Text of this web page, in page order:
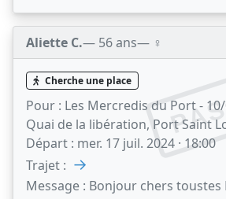
Aliette C.— 56 ans— ♀️
Cherche une place
Pour : Les Mercredis du Port -
Quai de la libération, Port Saint
Départ : mer. 17 juil. 2024 · 18:00
Trajet : →
Message : Bonjour chers toustes